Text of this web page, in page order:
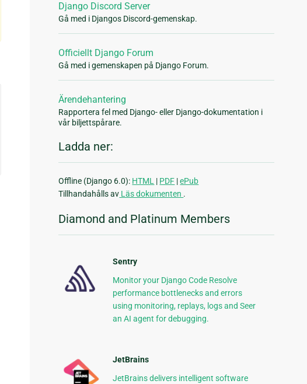
Django Discord Server
Gå med i Djangos Discord-gemenskap.
Officiellt Django Forum
Gå med i gemenskapen på Django Forum.
Ärendehantering
Rapportera fel med Django- eller Django-dokumentation i
vår biljettspårare.
Ladda ner:
Offline (Django 6.0): HTML | PDF |ePub
Tillhandahålls av Läs dokumenten .
Diamond and Platinum Members
Sentry
Monitor your Django Code Resolve
performance bottlenecks and errors
using monitoring, replays, logs and Seer
an AI agent for debugging.
JetBrains
JetBrains delivers intelligent software